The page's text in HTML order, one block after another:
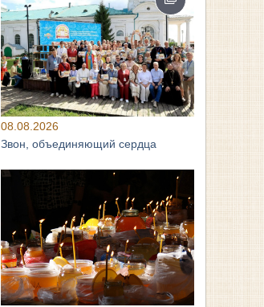
08.08.2026
Звон, объединяющий сердца